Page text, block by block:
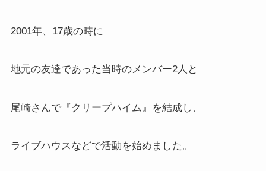
2001年、17歳の時に
地元の友達であった当時のメンバー2人と
尾崎さんで『クリープハイム』を結成し、
ライブハウスなどで活動を始めました。